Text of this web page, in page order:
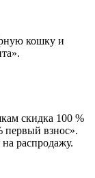
кошку и
скидка 100 %
первый взнос».
распродажу.